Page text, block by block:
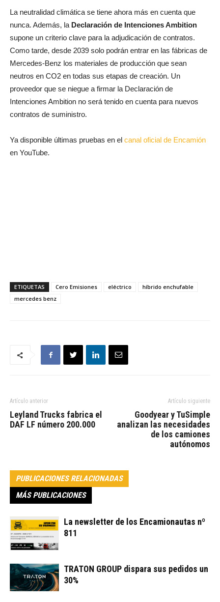
La neutralidad climática se tiene ahora más en cuenta que
nunca. Además, la Declaración de Intenciones Ambition
supone un criterio clave para la adjudicación de contratos.
Como tarde, desde 2039 solo podrán entrar en las fábricas de
Mercedes-Benz los materiales de producción que sean
neutros en CO2 en todas sus etapas de creación. Un
proveedor que se niegue a firmar la Declaración de
Intenciones Ambition no será tenido en cuenta para nuevos
contratos de suministro.
Ya disponible últimas pruebas en el canal oficial de Encamión
en YouTube.
ETIQUETAS Cero Emisiones eléctrico
híbrido enchufable
mercedes benz
Artículo anterior
Leyland Trucks fabrica el
DAF LF número 200.000
Artículo siguiente
Goodyear y TuSimple
analizan las necesidades
de los camiones
autónomos
PUBLICACIONES RELACIONADAS
MÁS PUBLICACIONES
La newsletter de los Encamionautas nº
811
TRATON GROUP dispara sus pedidos un
30%